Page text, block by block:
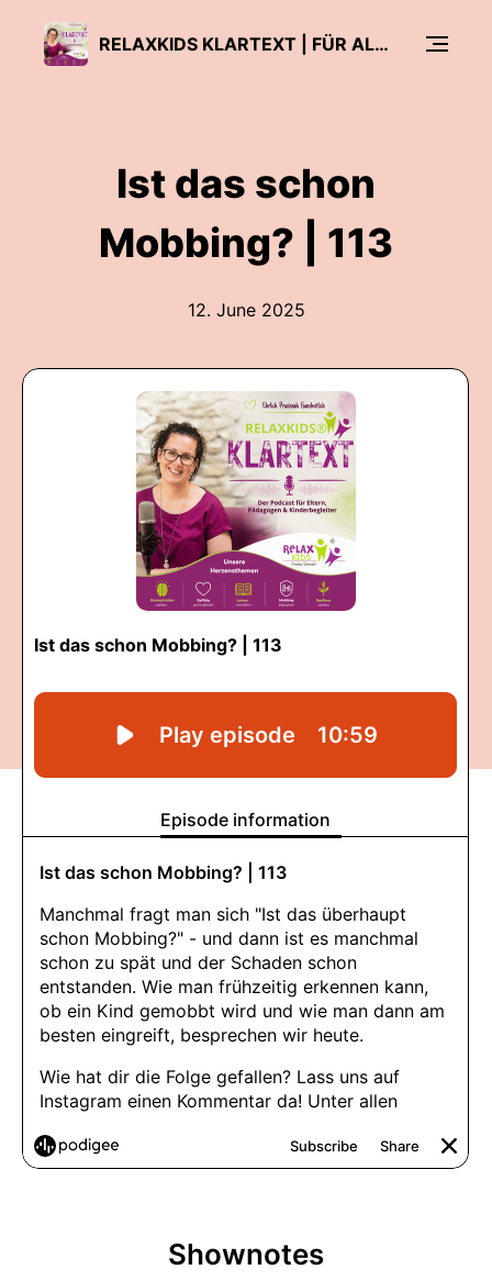
RELAXKIDS KLARTEXT | FÜR ALLE, DIE KINDER GANZHEITLICH BEGLEITEN
Ist das schon
Mobbing? | 113
12. June 2025
Shownotes